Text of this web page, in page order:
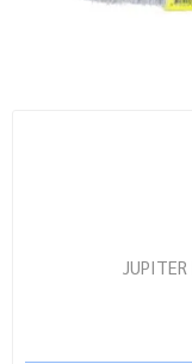
JUPITER